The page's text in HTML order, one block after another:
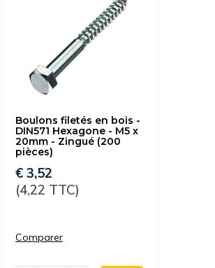
Boulons filetés en bois -
DIN571 Hexagone - M5 x
20mm - Zingué (200
pièces)
€ 3,52
(4,22 TTC)
Comparer